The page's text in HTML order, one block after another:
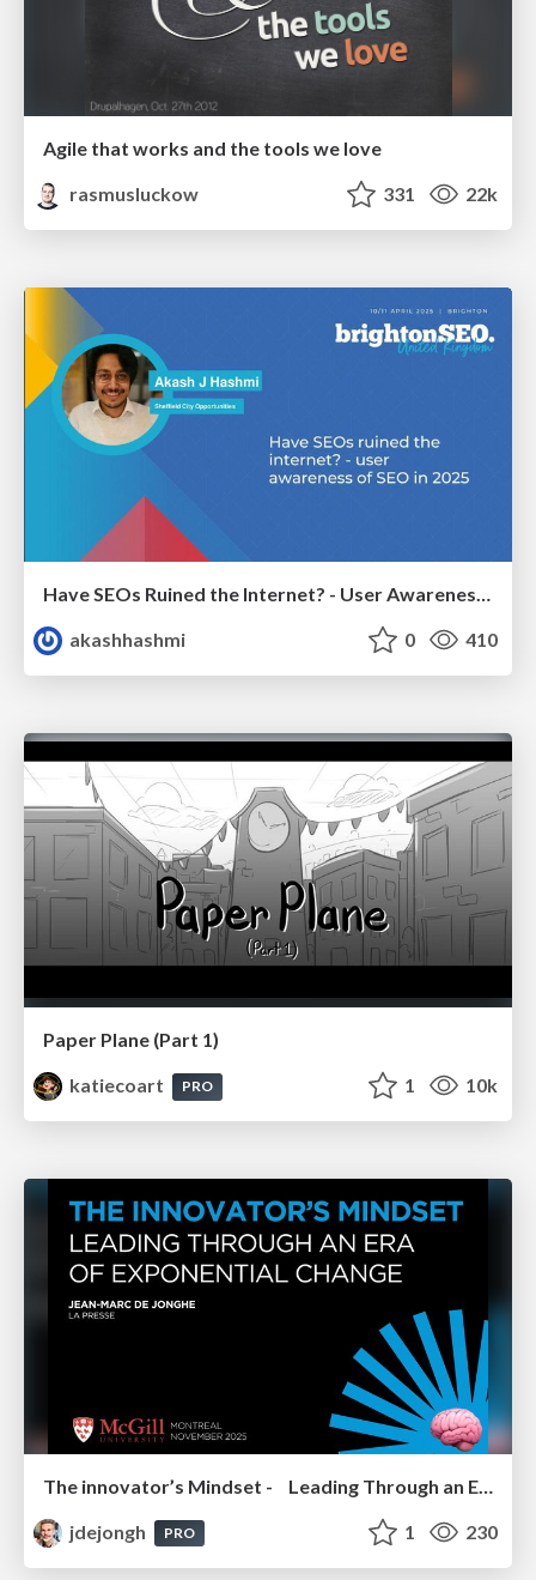
Agile that works and the tools we love
rasmusluckow
331 22k
Have SEOs Ruined the Internet? - User Awareness of SEO in 2025
akashhashmi
0 410
Paper Plane (Part 1)
katiecoart
PRO 1 10k
The innovator’s Mindset - Leading Through an Era of Exponential Change - McGill University 2025
jdejongh
PRO 1 230